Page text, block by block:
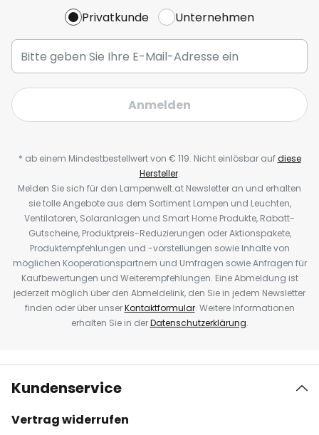
Privatkunde Unternehmen
Anmelden
* ab einem Mindestbestellwert von € 119. Nicht einlösbar aufdiese
Hersteller.
Melden Sie sich für den Lampenwelt.at Newsletter an und erhalten
sie tolle Angebote aus dem Sortiment Lampen und Leuchten,
Ventilatoren, Solaranlagen und Smart Home Produkte, Rabatt-
Gutscheine, Produktpreis-Reduzierungen oder Aktionspakete,
Produktempfehlungen und -vorstellungen sowie Inhalte von
möglichen Kooperationspartnern und Umfragen sowie Anfragen für
Kaufbewertungen und Weiterempfehlungen. Eine Abmeldung ist
jederzeit möglich über den Abmeldelink, den Sie in jedem Newsletter
finden oder über unserKontaktformular. Weitere Informationen
erhalten Sie in derDatenschutzerklärung.
Kundenservice
Vertrag widerrufen